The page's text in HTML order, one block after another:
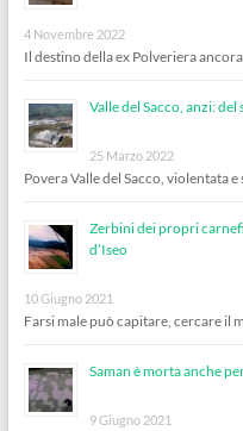
4 Novembre 2022
Il destino della ex Polveriera
Valle del Sacco, anzi: del
25 Marzo 2022
Povera Valle del Sacco, violentata
Zerbini dei propri
d’Iseo
10 Giugno 2021
Farsi male può capitare, cercare il
Saman è morta anche
9 Giugno 2021